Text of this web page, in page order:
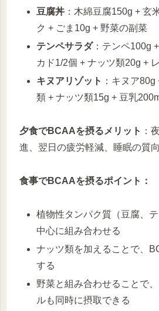
豆腐丼 ：木綿豆腐150g + 玄
ク + ごま10g + 野菜の副菜
テンペサラダ：テンペ100g
カド1/2個 + ナッツ類20g +
キヌアリゾット ：キヌア
類 + ナッツ類15g + 豆乳
夕食でBCAAを摂るメリット ：
進、翌日の疲労軽減、睡眠の質
食事でBCAAを摂るポイント：
植物性タンパク質（豆腐、
中心に組み合わせる
ナッツ類を加えることで、
する
野菜と組み合わせることで
ルも同時に摂取できる